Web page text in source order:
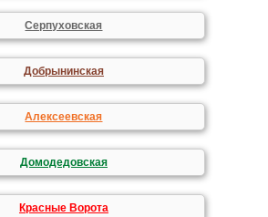
Серпуховская
Добрынинская
Алексеевская
Домодедовская
Красные Ворота